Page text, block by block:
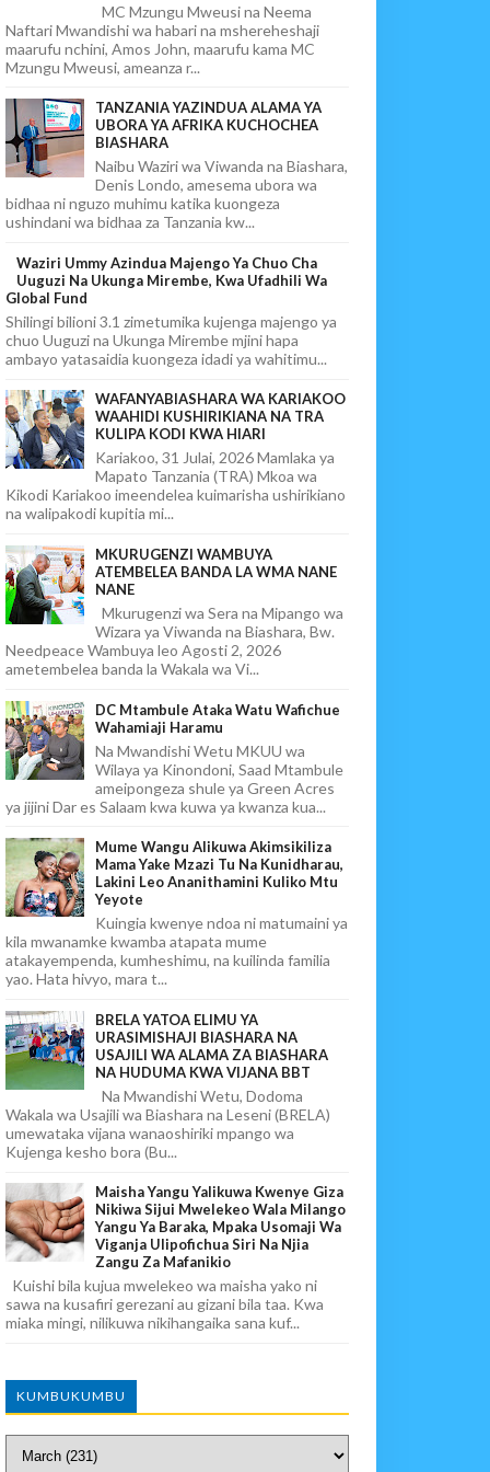
MC Mzungu Mweusi na Neema
Naftari Mwandishi wa habari na mshereheshaji
maarufu nchini, Amos John, maarufu kama MC
Mzungu Mweusi, ameanza r...
TANZANIA YAZINDUA ALAMA YA
UBORA YA AFRIKA KUCHOCHEA
BIASHARA
Naibu Waziri wa Viwanda na Biashara,
Denis Londo, amesema ubora wa
bidhaa ni nguzo muhimu katika kuongeza
ushindani wa bidhaa za Tanzania kw...
Waziri Ummy Azindua Majengo Ya Chuo Cha
Uuguzi Na Ukunga Mirembe, Kwa Ufadhili Wa
Global Fund
Shilingi bilioni 3.1 zimetumika kujenga majengo ya
chuo Uuguzi na Ukunga Mirembe mjini hapa
ambayo yatasaidia kuongeza idadi ya wahitimu...
WAFANYABIASHARA WA KARIAKOO
WAAHIDI KUSHIRIKIANA NA TRA
KULIPA KODI KWA HIARI
Kariakoo, 31 Julai, 2026 Mamlaka ya
Mapato Tanzania (TRA) Mkoa wa
Kikodi Kariakoo imeendelea kuimarisha ushirikiano
na walipakodi kupitia mi...
MKURUGENZI WAMBUYA
ATEMBELEA BANDA LA WMA NANE
NANE
Mkurugenzi wa Sera na Mipango wa
Wizara ya Viwanda na Biashara, Bw.
Needpeace Wambuya leo Agosti 2, 2026
ametembelea banda la Wakala wa Vi...
DC Mtambule Ataka Watu Wafichue
Wahamiaji Haramu
Na Mwandishi Wetu MKUU wa
Wilaya ya Kinondoni, Saad Mtambule
ameipongeza shule ya Green Acres
ya jijini Dar es Salaam kwa kuwa ya kwanza kua...
Mume Wangu Alikuwa Akimsikiliza
Mama Yake Mzazi Tu Na Kunidharau,
Lakini Leo Ananithamini Kuliko Mtu
Yeyote
Kuingia kwenye ndoa ni matumaini ya
kila mwanamke kwamba atapata mume
atakayempenda, kumheshimu, na kuilinda familia
yao. Hata hivyo, mara t...
BRELA YATOA ELIMU YA
URASIMISHAJI BIASHARA NA
USAJILI WA ALAMA ZA BIASHARA
NA HUDUMA KWA VIJANA BBT
Na Mwandishi Wetu, Dodoma
Wakala wa Usajili wa Biashara na Leseni (BRELA)
umewataka vijana wanaoshiriki mpango wa
Kujenga kesho bora (Bu...
Maisha Yangu Yalikuwa Kwenye Giza
Nikiwa Sijui Mwelekeo Wala Milango
Yangu Ya Baraka, Mpaka Usomaji Wa
Viganja Ulipofichua Siri Na Njia
Zangu Za Mafanikio
Kuishi bila kujua mwelekeo wa maisha yako ni
sawa na kusafiri gerezani au gizani bila taa. Kwa
miaka mingi, nilikuwa nikihangaika sana kuf...
KUMBUKUMBU